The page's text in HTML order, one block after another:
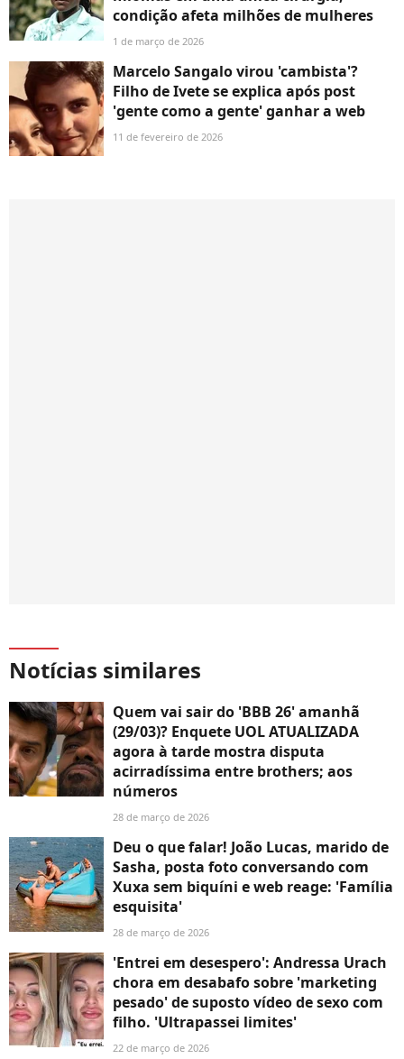
condição afeta milhões de mulheres
1 de março de 2026
Marcelo Sangalo virou 'cambista'?
Filho de Ivete se explica após post
'gente como a gente' ganhar a web
11 de fevereiro de 2026
Notícias similares
Quem vai sair do 'BBB 26' amanhã
(29/03)? Enquete UOL ATUALIZADA
agora à tarde mostra disputa
acirradíssima entre brothers; aos
números
28 de março de 2026
Deu o que falar! João Lucas, marido de
Sasha, posta foto conversando com
Xuxa sem biquíni e web reage: 'Família
esquisita'
28 de março de 2026
'Entrei em desespero': Andressa Urach
chora em desabafo sobre 'marketing
pesado' de suposto vídeo de sexo com
filho. 'Ultrapassei limites'
22 de março de 2026